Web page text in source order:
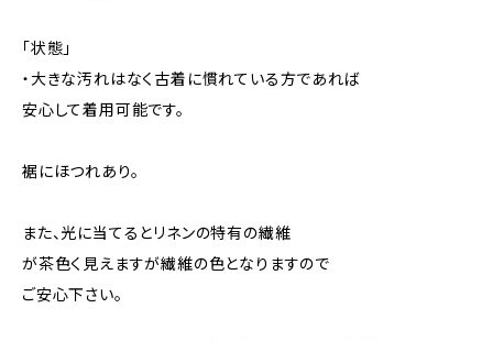
「状態」
・大きな汚れはなく古着に慣れている方であれば
安心して着用可能です。
裾にほつれあり。
また、光に当てるとリネンの特有の繊維
が茶色く見えますが繊維の色となりますので
ご安心下さい。